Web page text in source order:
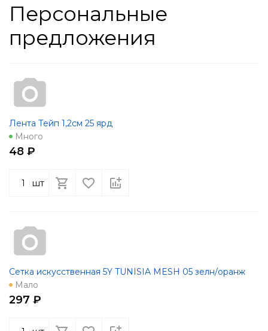
Персональные
предложения
Лента Тейп 1,2см 25 ярд
Много
48 ₽
шт
Сетка искусственная 5Y TUNISIA MESH 05 зелн/оранж
Мало
297 ₽